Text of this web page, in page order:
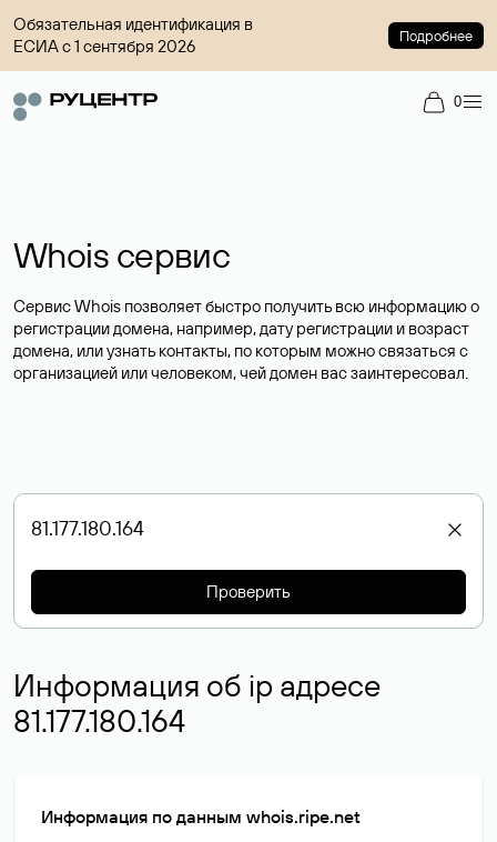
Обязательная идентификация в
ЕСИА с 1 сентября 2026
Подробнее
0
Whois сервис
Сервис Whois позволяет быстро получить всю информацию о
регистрации домена, например, дату регистрации и возраст
домена, или узнать контакты, по которым можно связаться с
организацией или человеком, чей домен вас заинтересовал.
Проверить
Информация об ip адресе
81.177.180.164
Информация по данным whois.ripe.net